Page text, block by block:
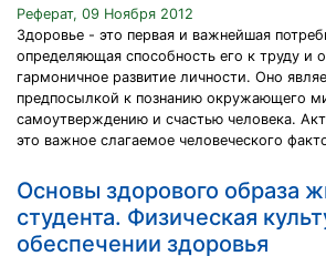
Реферат, 09 Ноября 2012
Здоровье - это первая и важнейшая
определяющая способность его к труду и
гармоничное развитие личности. Оно
предпосылкой к познанию окружающего
самоутверждению и счастью человека.
это важное слагаемое человеческого
Основы здорового образа
студента. Физическая
обеспечении здоровья